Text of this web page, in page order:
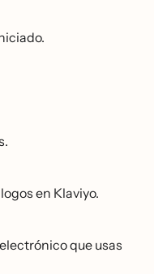
en Klaviyo.
que usas